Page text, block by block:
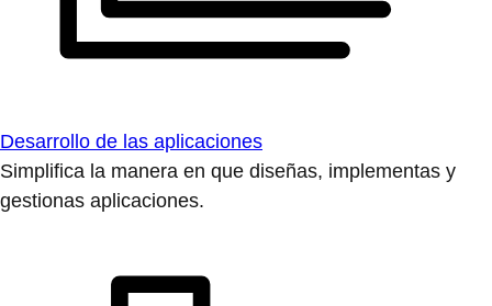
Desarrollo de las aplicaciones
Simplifica la manera en que diseñas, implementas y
gestionas aplicaciones.